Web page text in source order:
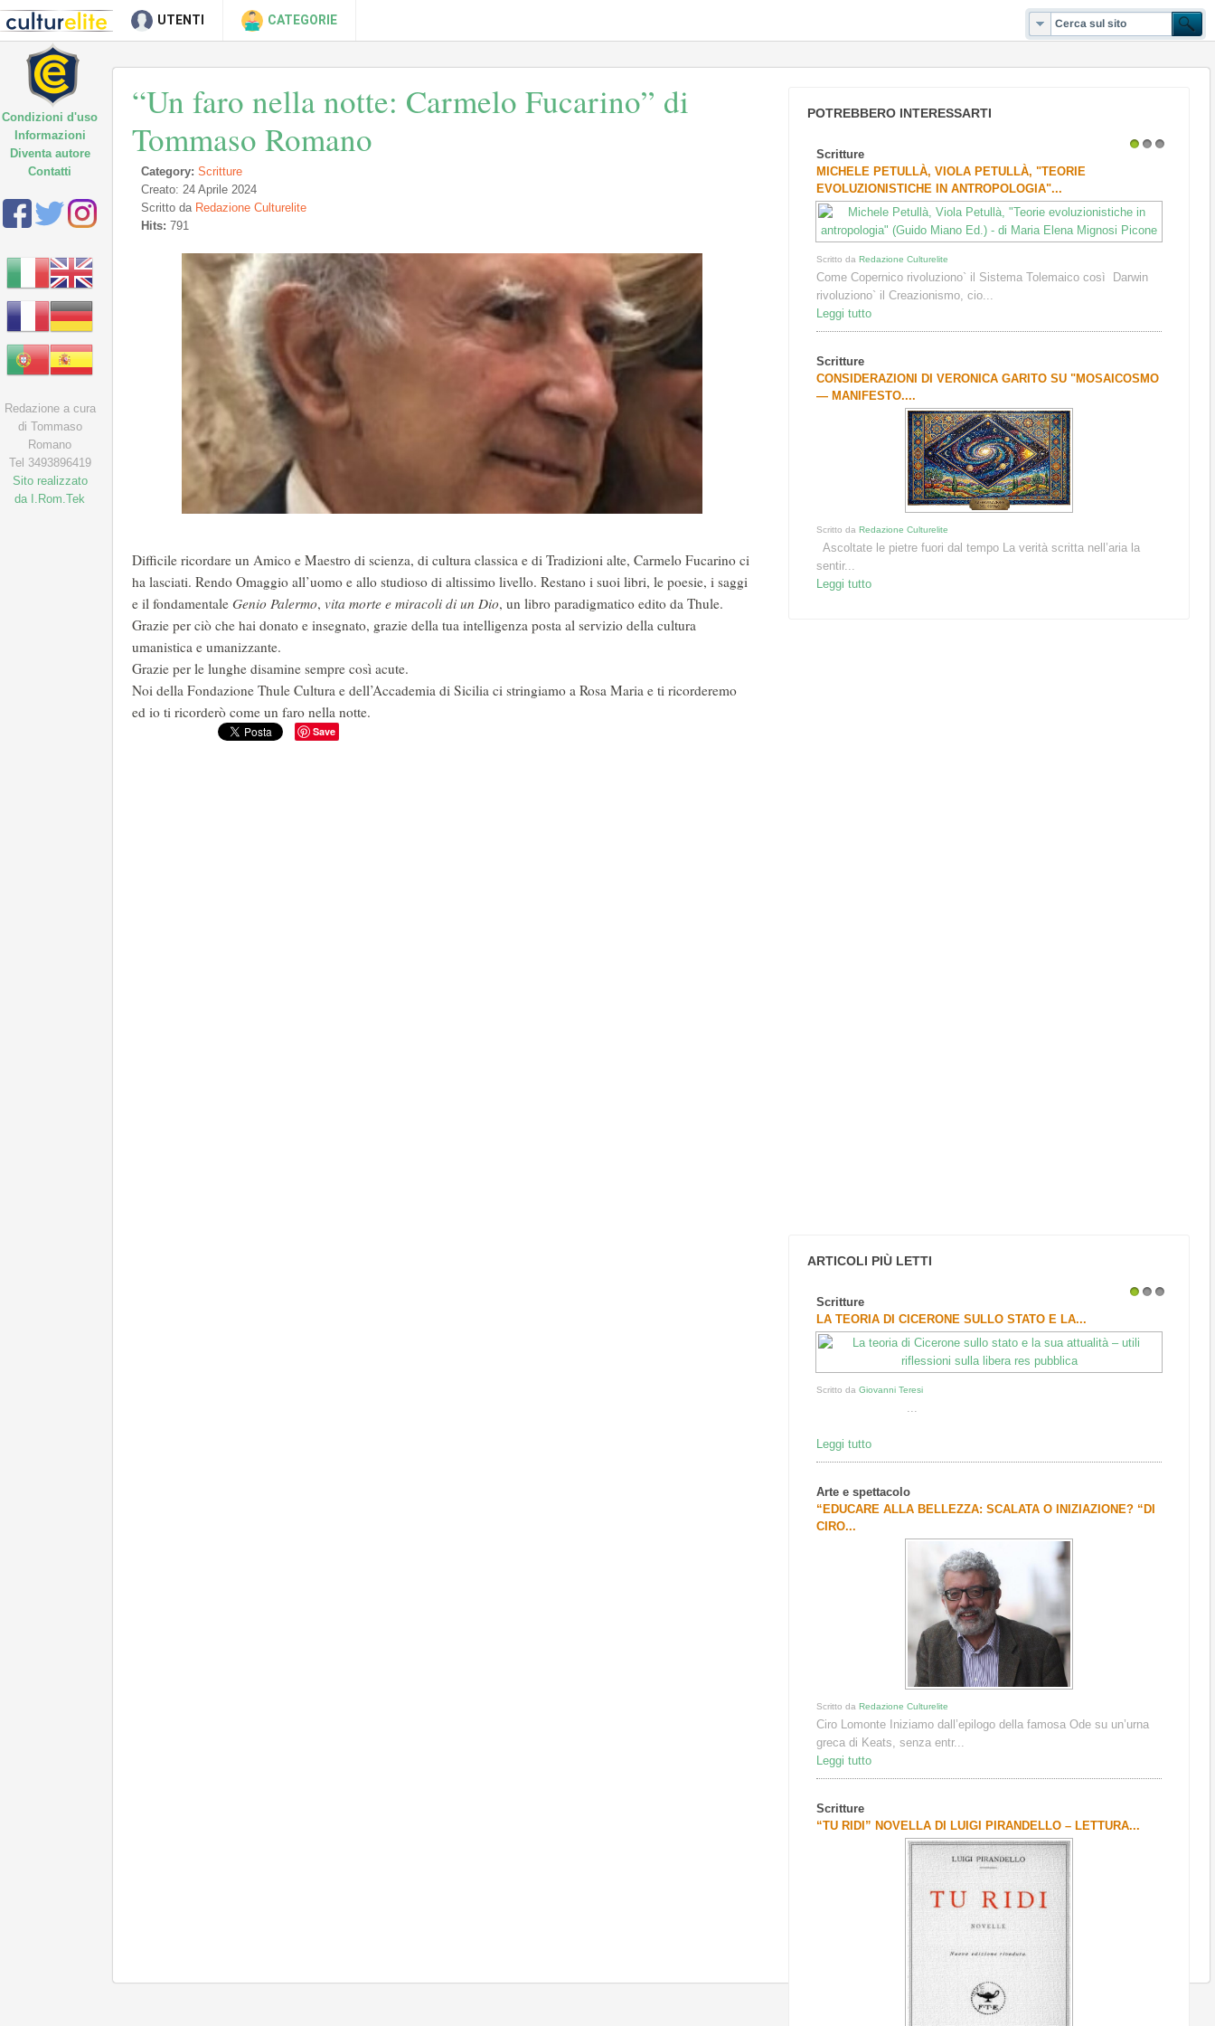
UTENTI CATEGORIE
“Un faro nella notte: Carmelo Fucarino” di
Tommaso Romano
Category: Scritture
Creato: 24 Aprile 2024
Scritto da Redazione Culturelite
Hits: 791
Difficile ricordare un Amico e Maestro di scienza, di cultura classica e di Tradizioni alte, Carmelo Fucarino ci
ha lasciati. Rendo Omaggio all’uomo e allo studioso di altissimo livello. Restano i suoi libri, le poesie, i saggi
e il fondamentale Genio Palermo, vita morte e miracoli di un Dio, un libro paradigmatico edito da Thule.
Grazie per ciò che hai donato e insegnato, grazie della tua intelligenza posta al servizio della cultura
umanistica e umanizzante.
Grazie per le lunghe disamine sempre così acute.
Noi della Fondazione Thule Cultura e dell’Accademia di Sicilia ci stringiamo a Rosa Maria e ti ricorderemo
ed io ti ricorderò come un faro nella notte.
Save
POTREBBERO INTERESSARTI
Scritture
MICHELE PETULLÀ, VIOLA PETULLÀ, "TEORIE
EVOLUZIONISTICHE IN ANTROPOLOGIA"...
Scritto daRedazione Culturelite
Come Copernico rivoluziono` il Sistema Tolemaico così Darwin
rivoluziono` il Creazionismo, cio...
Leggi tutto
Scritture
CONSIDERAZIONI DI VERONICA GARITO SU "MOSAICOSMO
— MANIFESTO....
Scritto daRedazione Culturelite
Ascoltate le pietre fuori dal tempo La verità scritta nell’aria la
sentir...
Leggi tutto
ARTICOLI PIÙ LETTI
Scritture
LA TEORIA DI CICERONE SULLO STATO E LA...
Scritto daGiovanni Teresi
...
Leggi tutto
Arte e spettacolo
“EDUCARE ALLA BELLEZZA: SCALATA O INIZIAZIONE? “DI
CIRO...
Scritto daRedazione Culturelite
Ciro Lomonte Iniziamo dall’epilogo della famosa Ode su un’urna
greca di Keats, senza entr...
Leggi tutto
Scritture
“TU RIDI” NOVELLA DI LUIGI PIRANDELLO – LETTURA...
Condizioni d'uso
Informazioni
Diventa autore
Contatti
Redazione a cura
di Tommaso
Romano
Tel 3493896419
Sito realizzato
da I.Rom.Tek